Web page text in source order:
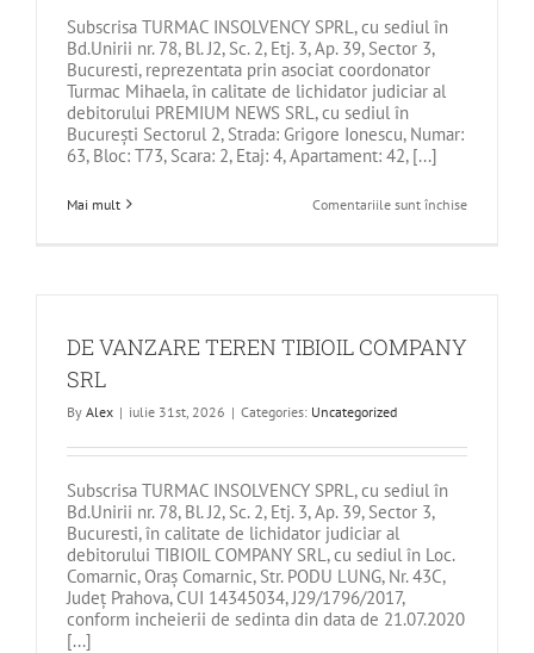
Subscrisa TURMAC INSOLVENCY SPRL, cu sediul în
Bd.Unirii nr. 78, Bl. J2, Sc. 2, Etj. 3, Ap. 39, Sector 3,
Bucuresti, reprezentata prin asociat coordonator
Turmac Mihaela, în calitate de lichidator judiciar al
debitorului PREMIUM NEWS SRL, cu sediul în
Bucureşti Sectorul 2, Strada: Grigore Ionescu, Numar:
63, Bloc: T73, Scara: 2, Etaj: 4, Apartament: 42, [...]
Mai mult Comentariile sunt închisepentru
SRL
DE VANZARE TEREN TIBIOIL COMPANY
SRL
By Alex | iulie 31st, 2026 | Categories: Uncategorized
Subscrisa TURMAC INSOLVENCY SPRL, cu sediul în
Bd.Unirii nr. 78, Bl. J2, Sc. 2, Etj. 3, Ap. 39, Sector 3,
Bucuresti, în calitate de lichidator judiciar al
debitorului TIBIOIL COMPANY SRL, cu sediul în Loc.
Comarnic, Oraş Comarnic, Str. PODU LUNG, Nr. 43C,
Județ Prahova, CUI 14345034, J29/1796/2017,
conform incheierii de sedinta din data de 21.07.2020
[...]